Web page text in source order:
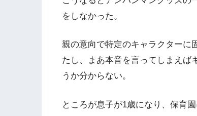
をしなかった。
親の意向で特定のキャラクターに
たし、まあ本音を言ってしまえば
うか分からない。
ところが息子が1歳になり、保育